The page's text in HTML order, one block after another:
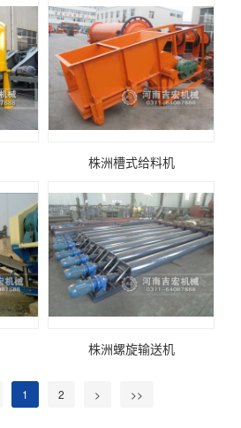
株洲槽式给料机
株洲螺旋输送机
1 2 > >>